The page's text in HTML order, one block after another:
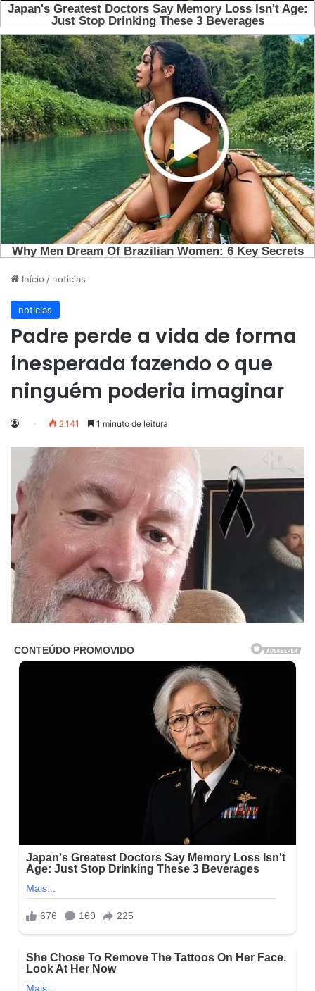
Início / noticias
noticias
Padre perde a vida de forma
inesperada fazendo o que
ninguém poderia imaginar
2.141 1 minuto de leitura